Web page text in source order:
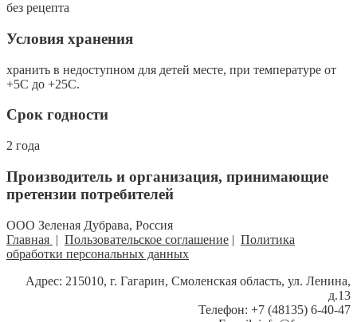
без рецепта
Условия хранения
хранить в недоступном для детей месте, при температуре от
+5С до +25С.
Срок годности
2 года
Производитель и организация, принимающие
претензии потребителей
ООО Зеленая Дубрава, Россия
Главная | Пользовательское соглашение | Политика
обработки персональных данных
Адрес: 215010, г. Гагарин, Смоленская область, ул. Ленина,
д.13
Телефон: +7 (48135) 6-40-47